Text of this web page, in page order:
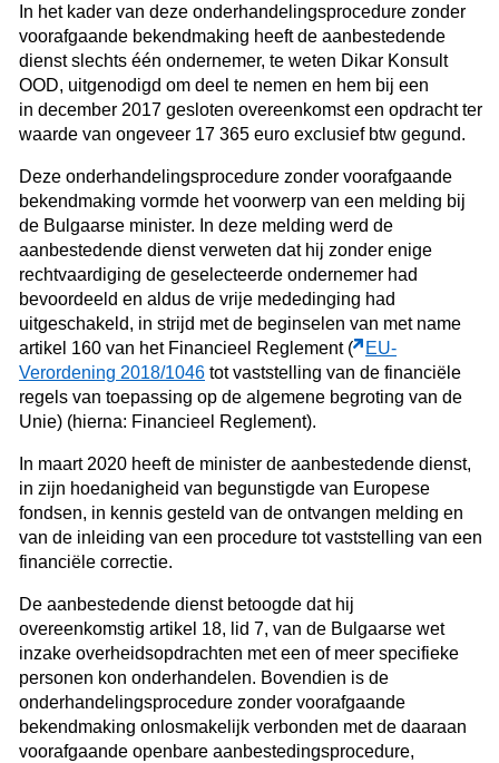
In het kader van deze onderhandelingsprocedure zonder
voorafgaande bekendmaking heeft de aanbestedende
dienst slechts één ondernemer, te weten Dikar Konsult
OOD, uitgenodigd om deel te nemen en hem bij een
in december 2017 gesloten overeenkomst een opdracht ter
waarde van ongeveer 17 365 euro exclusief btw gegund.
Deze onderhandelingsprocedure zonder voorafgaande
bekendmaking vormde het voorwerp van een melding bij
de Bulgaarse minister. In deze melding werd de
aanbestedende dienst verweten dat hij zonder enige
rechtvaardiging de geselecteerde ondernemer had
bevoordeeld en aldus de vrije mededinging had
uitgeschakeld, in strijd met de beginselen van met name
artikel 160 van het Financieel Reglement (
EU-
Verordening 2018/1046 tot vaststelling van de financiële
regels van toepassing op de algemene begroting van de
Unie) (hierna: Financieel Reglement).
In maart 2020 heeft de minister de aanbestedende dienst,
in zijn hoedanigheid van begunstigde van Europese
fondsen, in kennis gesteld van de ontvangen melding en
van de inleiding van een procedure tot vaststelling van een
financiële correctie.
De aanbestedende dienst betoogde dat hij
overeenkomstig artikel 18, lid 7, van de Bulgaarse wet
inzake overheidsopdrachten met een of meer specifieke
personen kon onderhandelen. Bovendien is de
onderhandelingsprocedure zonder voorafgaande
bekendmaking onlosmakelijk verbonden met de daaraan
voorafgaande openbare aanbestedingsprocedure,